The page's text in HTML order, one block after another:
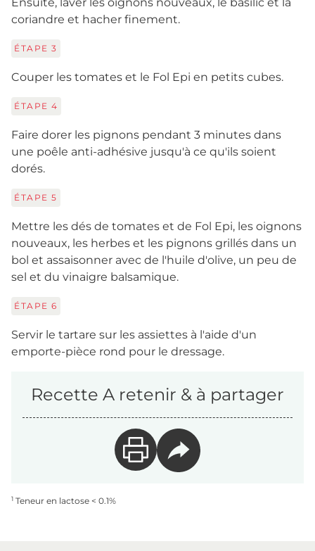
coriandre et hacher finement.
ÉTAPE 3
Couper les tomates et le Fol Epi en petits cubes.
ÉTAPE 4
Faire dorer les pignons pendant 3 minutes dans
une poêle anti-adhésive jusqu'à ce qu'ils soient
dorés.
ÉTAPE 5
Mettre les dés de tomates et de Fol Epi, les oignons
nouveaux, les herbes et les pignons grillés dans un
bol et assaisonner avec de l'huile d'olive, un peu de
sel et du vinaigre balsamique.
ÉTAPE 6
Servir le tartare sur les assiettes à l'aide d'un
emporte-pièce rond pour le dressage.
Recette A retenir & à partager
1 Teneur en lactose < 0.1%